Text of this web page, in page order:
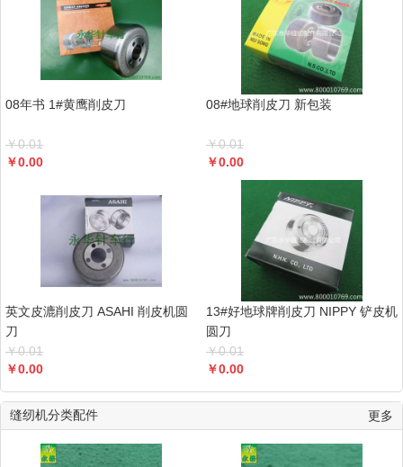
08年书 1#黄鹰削皮刀
￥0.01
￥0.00
08#地球削皮刀 新包装
￥0.01
￥0.00
英文皮漉削皮刀 ASAHI 削皮机圆
刀
￥0.01
￥0.00
13#好地球牌削皮刀 NIPPY 铲皮机
圆刀
￥0.01
￥0.00
缝纫机分类配件 更多